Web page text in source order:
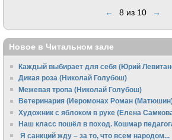
← 8 из 10 →
Новое в Читальном зале
Каждый выбирает для себя (Юрий
Дикая роза (Николай Голубош)
Межевая тропа (Николай Голубош)
Ветеринария (Иеромонах Роман
Художник с яблоком в руке (Елена
Наш класс пошёл в поход. Кошмар
Я санкций жду – за то, что всем народом...